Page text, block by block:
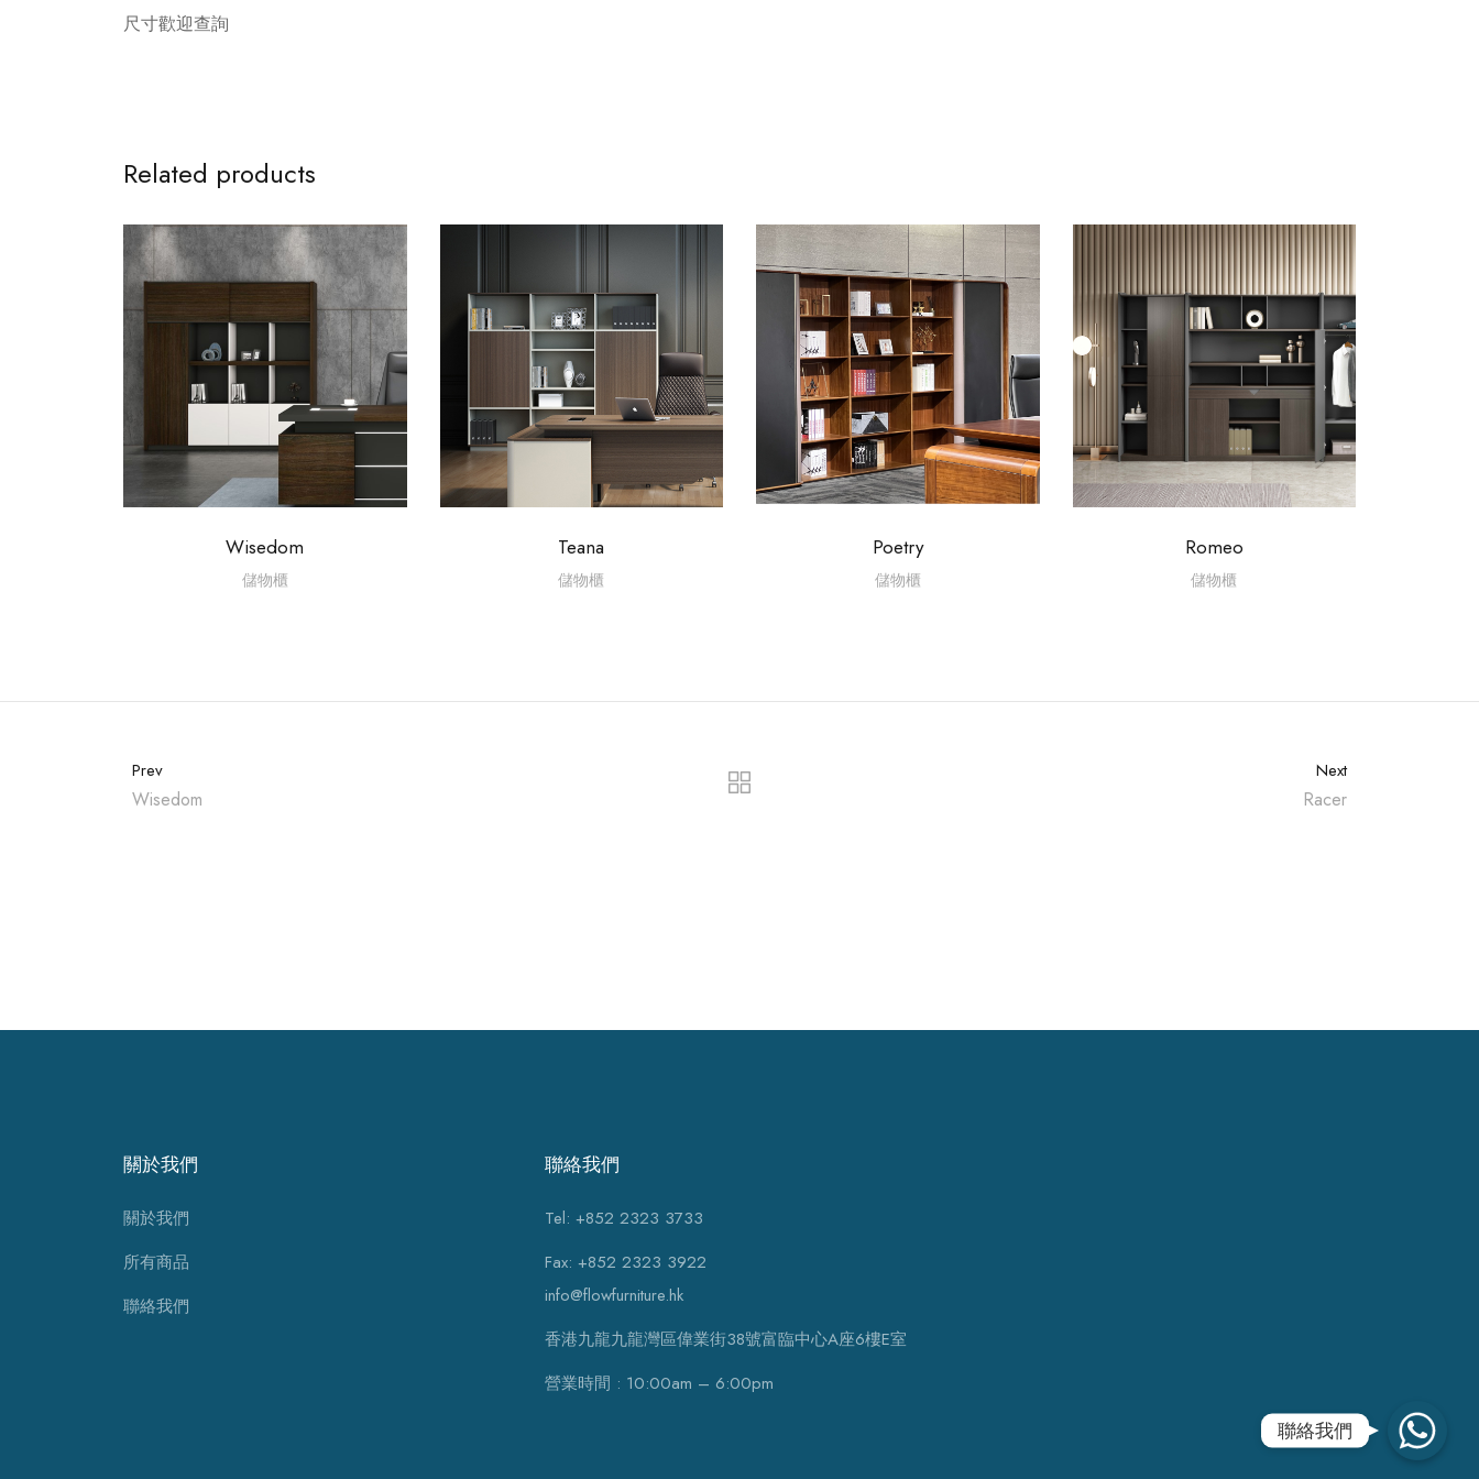
尺寸歡迎查詢
Related products
Wisedom
儲物櫃
Teana
儲物櫃
Poetry
儲物櫃
Romeo
儲物櫃
Prev
Wisedom
Next
Racer
關於我們
關於我們
所有商品
聯絡我們
聯絡我們
Tel: +852 2323 3733
Fax: +852 2323 3922
info@flowfurniture.hk
香港九龍九龍灣區偉業街38號富臨中心A座6樓E室
營業時間 : 10:00am – 6:00pm
聯絡我們